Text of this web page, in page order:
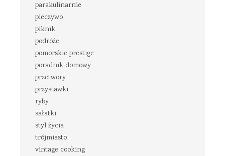
parakulinarnie
pieczywo
piknik
podróże
pomorskie prestige
poradnik domowy
przetwory
przystawki
ryby
sałatki
styl życia
trójmiasto
vintage cooking